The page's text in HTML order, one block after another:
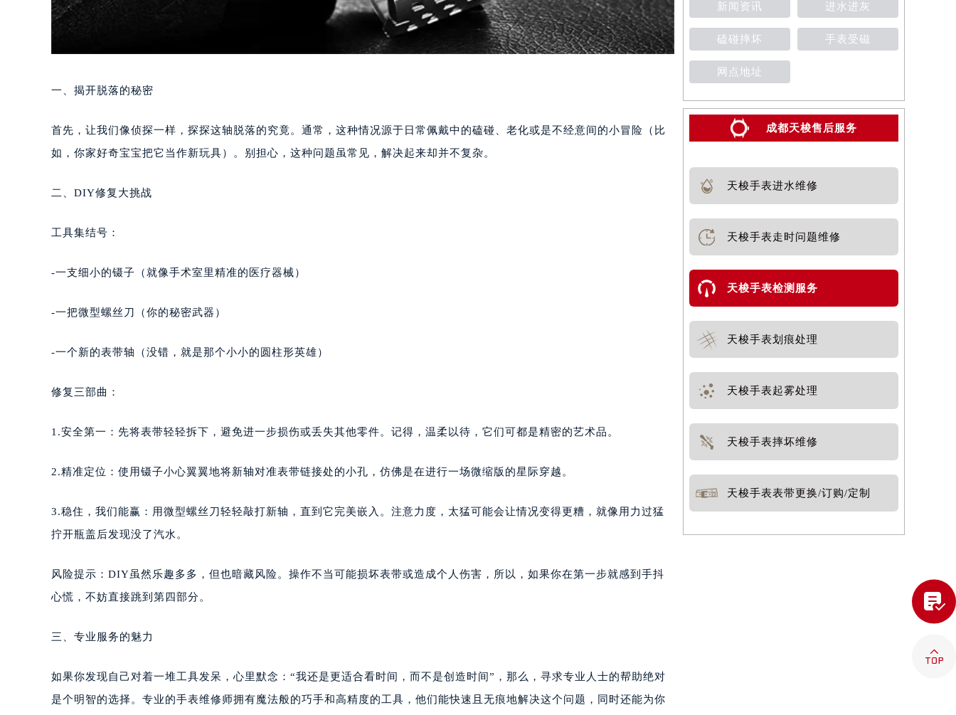
一、揭开脱落的秘密
首先，让我们像侦探一样，探探这轴脱落的究竟。通常，这种情况源于日常佩戴中的磕碰、老化或是不经意间的小冒险（比
如，你家好奇宝宝把它当作新玩具）。别担心，这种问题虽常见，解决起来却并不复杂。
二、DIY修复大挑战
工具集结号：
-一支细小的镊子（就像手术室里精准的医疗器械）
-一把微型螺丝刀（你的秘密武器）
-一个新的表带轴（没错，就是那个小小的圆柱形英雄）
修复三部曲：
1.安全第一：先将表带轻轻拆下，避免进一步损伤或丢失其他零件。记得，温柔以待，它们可都是精密的艺术品。
2.精准定位：使用镊子小心翼翼地将新轴对准表带链接处的小孔，仿佛是在进行一场微缩版的星际穿越。
3.稳住，我们能赢：用微型螺丝刀轻轻敲打新轴，直到它完美嵌入。注意力度，太猛可能会让情况变得更糟，就像用力过猛
拧开瓶盖后发现没了汽水。
风险提示：DIY虽然乐趣多多，但也暗藏风险。操作不当可能损坏表带或造成个人伤害，所以，如果你在第一步就感到手抖
心慌，不妨直接跳到第四部分。
三、专业服务的魅力
如果你发现自己对着一堆工具发呆，心里默念：“我还是更适合看时间，而不是创造时间”，那么，寻求专业人士的帮助绝对
是个明智的选择。专业的手表维修师拥有魔法般的巧手和高精度的工具，他们能快速且无痕地解决这个问题，同时还能为你
新闻资讯 进水进灰
磕碰摔坏 手表受磁
网点地址
成都天梭售后服务
天梭手表进水维修
天梭手表走时问题维修
天梭手表检测服务
天梭手表划痕处理
天梭手表起雾处理
天梭手表摔坏维修
天梭手表表带更换/订购/定制

